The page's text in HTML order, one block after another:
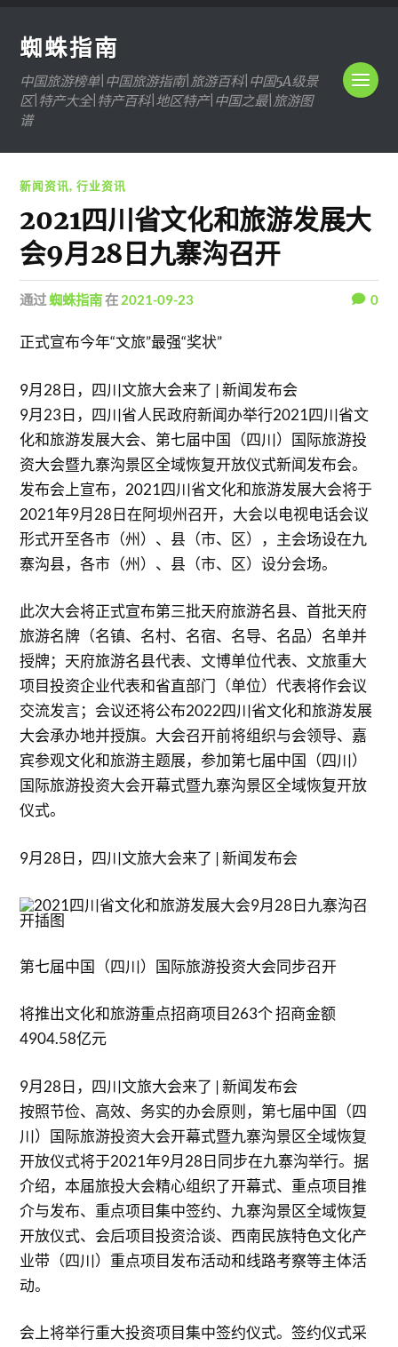
蜘蛛指南
中国旅游榜单|中国旅游指南|旅游百科|中国5A级景
区|特产大全|特产百科|地区特产|中国之最|旅游图
谱
新闻资讯,行业资讯
2021四川省文化和旅游发展大
会9月28日九寨沟召开
通过蜘蛛指南在 2021-09-23 0
正式宣布今年“文旅”最强“奖状”
9月28日，四川文旅大会来了 | 新闻发布会
9月23日，四川省人民政府新闻办举行2021四川省文
化和旅游发展大会、第七届中国（四川）国际旅游投
资大会暨九寨沟景区全域恢复开放仪式新闻发布会。
发布会上宣布，2021四川省文化和旅游发展大会将于
2021年9月28日在阿坝州召开，大会以电视电话会议
形式开至各市（州）、县（市、区），主会场设在九
寨沟县，各市（州）、县（市、区）设分会场。
此次大会将正式宣布第三批天府旅游名县、首批天府
旅游名牌（名镇、名村、名宿、名导、名品）名单并
授牌；天府旅游名县代表、文博单位代表、文旅重大
项目投资企业代表和省直部门（单位）代表将作会议
交流发言；会议还将公布2022四川省文化和旅游发展
大会承办地并授旗。大会召开前将组织与会领导、嘉
宾参观文化和旅游主题展，参加第七届中国（四川）
国际旅游投资大会开幕式暨九寨沟景区全域恢复开放
仪式。
9月28日，四川文旅大会来了 | 新闻发布会
第七届中国（四川）国际旅游投资大会同步召开
将推出文化和旅游重点招商项目263个 招商金额
4904.58亿元
9月28日，四川文旅大会来了 | 新闻发布会
按照节俭、高效、务实的办会原则，第七届中国（四
川）国际旅游投资大会开幕式暨九寨沟景区全域恢复
开放仪式将于2021年9月28日同步在九寨沟举行。据
介绍，本届旅投大会精心组织了开幕式、重点项目推
介与发布、重点项目集中签约、九寨沟景区全域恢复
开放仪式、会后项目投资洽谈、西南民族特色文化产
业带（四川）重点项目发布活动和线路考察等主体活
动。
会上将举行重大投资项目集中签约仪式。签约仪式采